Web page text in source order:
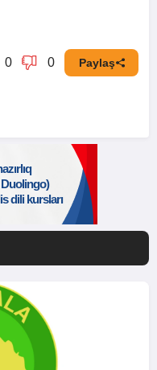
0 0 Paylaş